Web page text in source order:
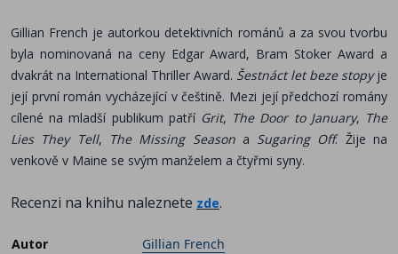
Gillian French je autorkou detektivních románů a za svou tvorbu
byla nominovaná na ceny Edgar Award, Bram Stoker Award a
dvakrát na International Thriller Award. Šestnáct let beze stopyje
její první román vycházející v češtině. Mezi její předchozí romány
cílené na mladší publikum patří Grit, The Door to January, The
Lies They Tell, The Missing Seasona Sugaring Off. Žije na
venkově v Maine se svým manželem a čtyřmi syny.
Recenzi na knihu naleznete zde.
Autor
Gillian French